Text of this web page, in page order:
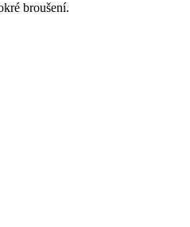
broušení.